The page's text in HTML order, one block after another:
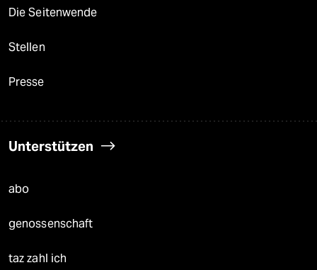
Die Seitenwende
Stellen
Presse
Unterstützen
abo
genossenschaft
taz zahl ich